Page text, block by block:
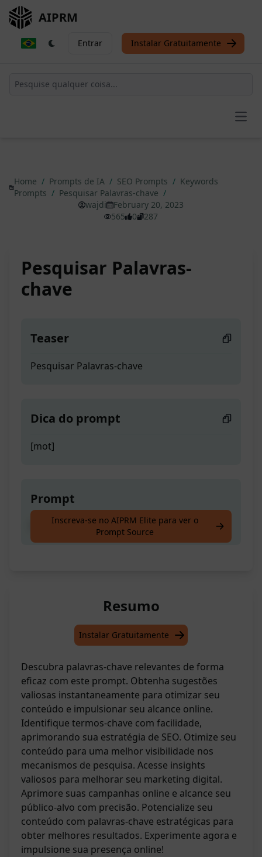
AIPRM
Entrar Instalar Gratuitamente
Home / Prompts de IA / SEO Prompts / Keywords
Prompts / Pesquisar Palavras-chave /
wajdi
February 20, 2023
565
0 287
Pesquisar Palavras-
chave
Teaser
Pesquisar Palavras-chave
Dica do prompt
[mot]
Prompt
Pesquisar Palavras-chave
Inscreva-se no AIPRM Elite para ver o
Prompt Source
Resumo
Instalar Gratuitamente
Descubra palavras-chave relevantes de forma
eficaz com este prompt. Obtenha sugestões
valiosas instantaneamente para otimizar seu
conteúdo e impulsionar seu alcance online.
Identifique termos-chave com facilidade,
aprimorando sua estratégia de SEO. Otimize seu
conteúdo para uma melhor visibilidade nos
mecanismos de pesquisa. Acesse insights
valiosos para melhorar seu marketing digital.
Aprimore suas campanhas online e alcance seu
público-alvo com precisão. Potencialize seu
conteúdo com palavras-chave estratégicas para
obter melhores resultados. Experimente agora e
impulsione sua presença online!